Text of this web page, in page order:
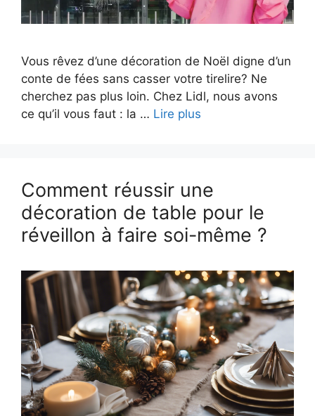
Vous rêvez d’une décoration de Noël digne d’un
conte de fées sans casser votre tirelire? Ne
cherchez pas plus loin. Chez Lidl, nous avons
ce qu’il vous faut : la … Lire plus
Comment réussir une
décoration de table pour le
réveillon à faire soi-même ?